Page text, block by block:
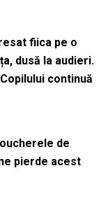
fiica pe o
dusă la audieri.
continuă
de
pierde acest